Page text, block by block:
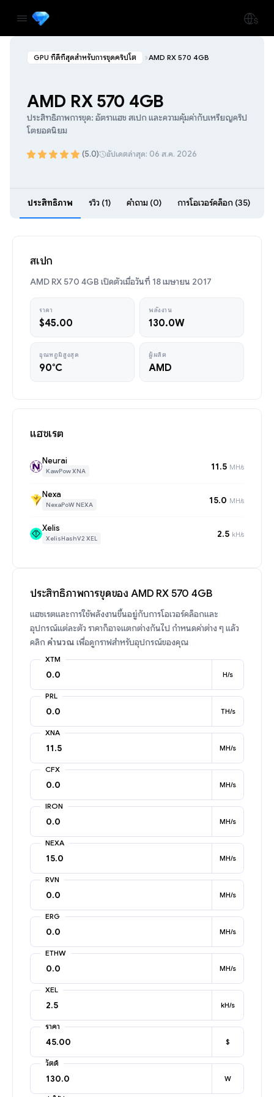
GPU ที่ดีที่สุดสำหรับการขุดคริปโต AMD RX 570 4GB
AMD RX 570 4GB
ประสิทธิภาพการขุด: อัตราแฮช สเปก และความคุ้มค่ากับเหรียญคริป
โตยอดนิยม
(5.0) อัปเดตล่าสุด: 06 ส.ค. 2026
ประสิทธิภาพ รีวิว (1) คำถาม (0) การโอเวอร์คล็อก (35)
สเปก
AMD RX 570 4GB เปิดตัวเมื่อวันที่ 18 เมษายน 2017
ราคา
$45.00
พลังงาน
130.0W
อุณหภูมิสูงสุด
90°C
ผู้ผลิต
AMD
แฮชเรต
Neurai
KawPow XNA 11.5 MH/s
Nexa
NexaPoW NEXA 15.0 MH/s
Xelis
XelisHashV2 XEL 2.5 kH/s
ประสิทธิภาพการขุดของ AMD RX 570 4GB
แฮชเรตและการใช้พลังงานขึ้นอยู่กับการโอเวอร์คล็อกและ
อุปกรณ์แต่ละตัว ราคาก็อาจแตกต่างกันไป กำหนดค่าต่าง ๆ แล้ว
คลิก คำนวณ เพื่อดูกราฟสำหรับอุปกรณ์ของคุณ
XTM
H/s
PRL
TH/s
XNA
MH/s
CFX
MH/s
IRON
MH/s
NEXA
MH/s
RVN
MH/s
ERG
MH/s
ETHW
MH/s
XEL
kH/s
ราคา
$
วัตต์
W